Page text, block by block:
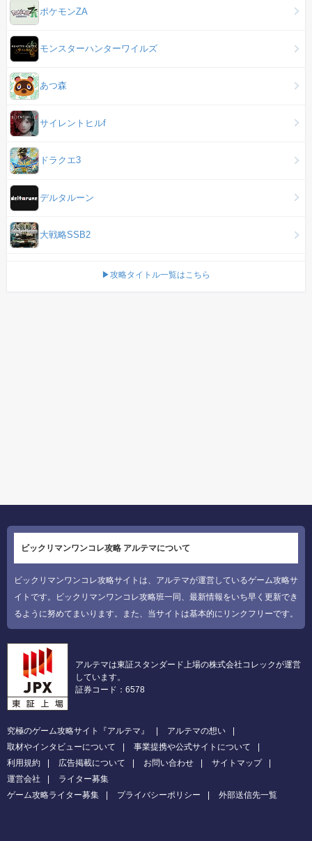
ポケモンZA
モンスターハンターワイルズ
あつ森
サイレントヒルf
ドラクエ3
デルタルーン
大戦略SSB2
▶攻略タイトル一覧はこちら
ビックリマンワンコレ攻略 アルテマについて
ビックリマンワンコレ攻略サイトは、アルテマが運営しているゲーム攻略サ
イトです。ビックリマンワンコレ攻略班一同、最新情報をいち早く更新でき
るように努めてまいります。また、当サイトは基本的にリンクフリーです。
アルテマは東証スタンダード上場の株式会社コレックが運営
しています。
証券コード：6578
究極のゲーム攻略サイト『アルテマ』
アルテマの想い
取材やインタビューについて
事業提携や公式サイトについて
利用規約
広告掲載について お問い合わせ
サイトマップ
運営会社
ライター募集
ゲーム攻略ライター募集
プライバシーポリシー 外部送信先一覧